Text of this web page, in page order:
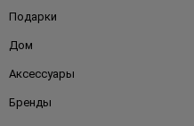
Подарки
Дом
Аксессуары
Бренды